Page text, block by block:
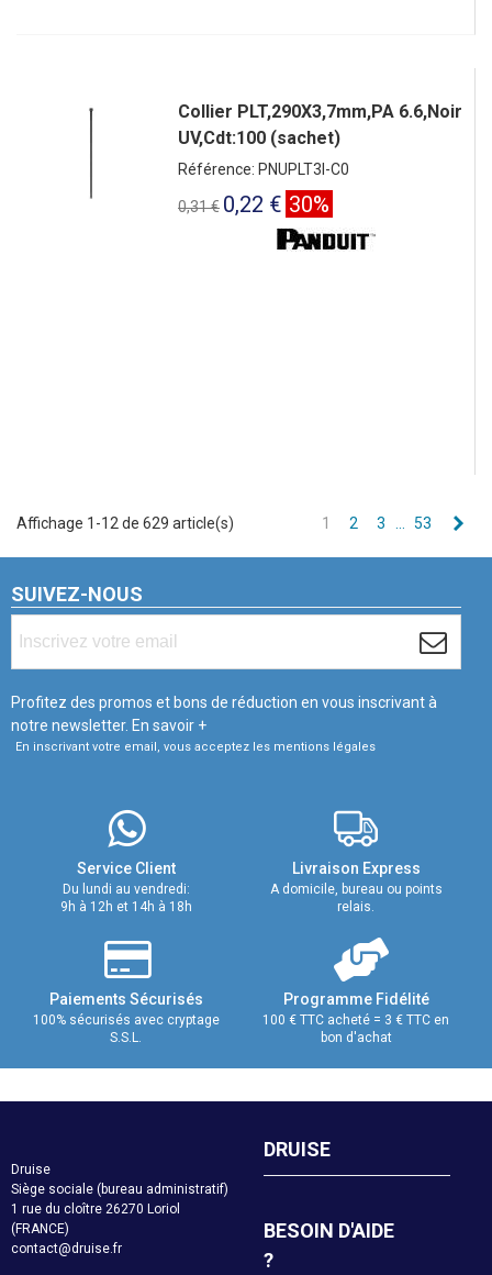
Collier PLT,290X3,7mm,PA 6.6,Noir
UV,Cdt:100 (sachet)
Référence: PNUPLT3I-C0
0,31 € 0,22 € 30%
Affichage 1-12 de 629 article(s) 1 2 3 53
SUIVEZ-NOUS
Profitez des promos et bons de réduction en vous inscrivant à
notre newsletter. En savoir +
En inscrivant votre email, vous acceptez les mentions légales
Service Client
Du lundi au vendredi:
9h à 12h et 14h à 18h
Livraison Express
A domicile, bureau ou points
relais.
Paiements Sécurisés
100% sécurisés avec cryptage
S.S.L.
Programme Fidélité
100 € TTC acheté = 3 € TTC en
bon d'achat
Druise
Siège sociale (bureau administratif)
1 rue du cloître 26270 Loriol
(FRANCE)
contact@druise.fr
DRUISE
BESOIN D'AIDE
?